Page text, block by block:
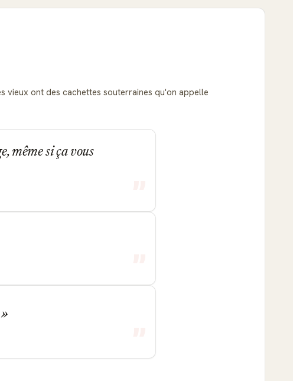
vieux ont des cachettes souterraines qu'on appelle
même si ça vous